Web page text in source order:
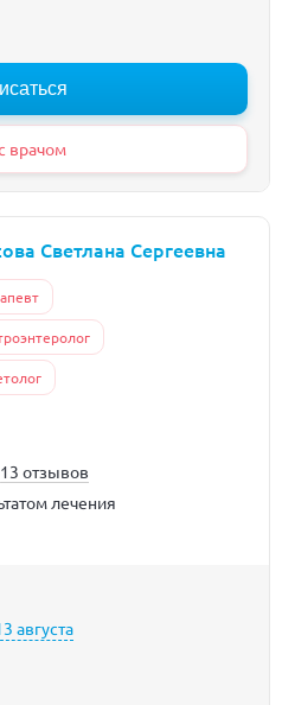
врачом
Светлана Сергеевна
13 отзывов
лечения
августа